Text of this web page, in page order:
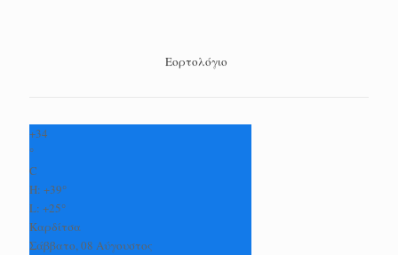
Εορτολόγιο
+34
°
C
H: +39°
L: +25°
Καρδίτσα
Σάββατο, 08 Αύγουστος